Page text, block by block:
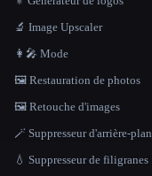
🔬 Image Upscaler
👩‍🎤 Mode
🖼️ Restauration de photos
🖼️ Retouche d'images
🪄 Suppresseur d'arrière-plan
💧 Suppresseur de filigranes